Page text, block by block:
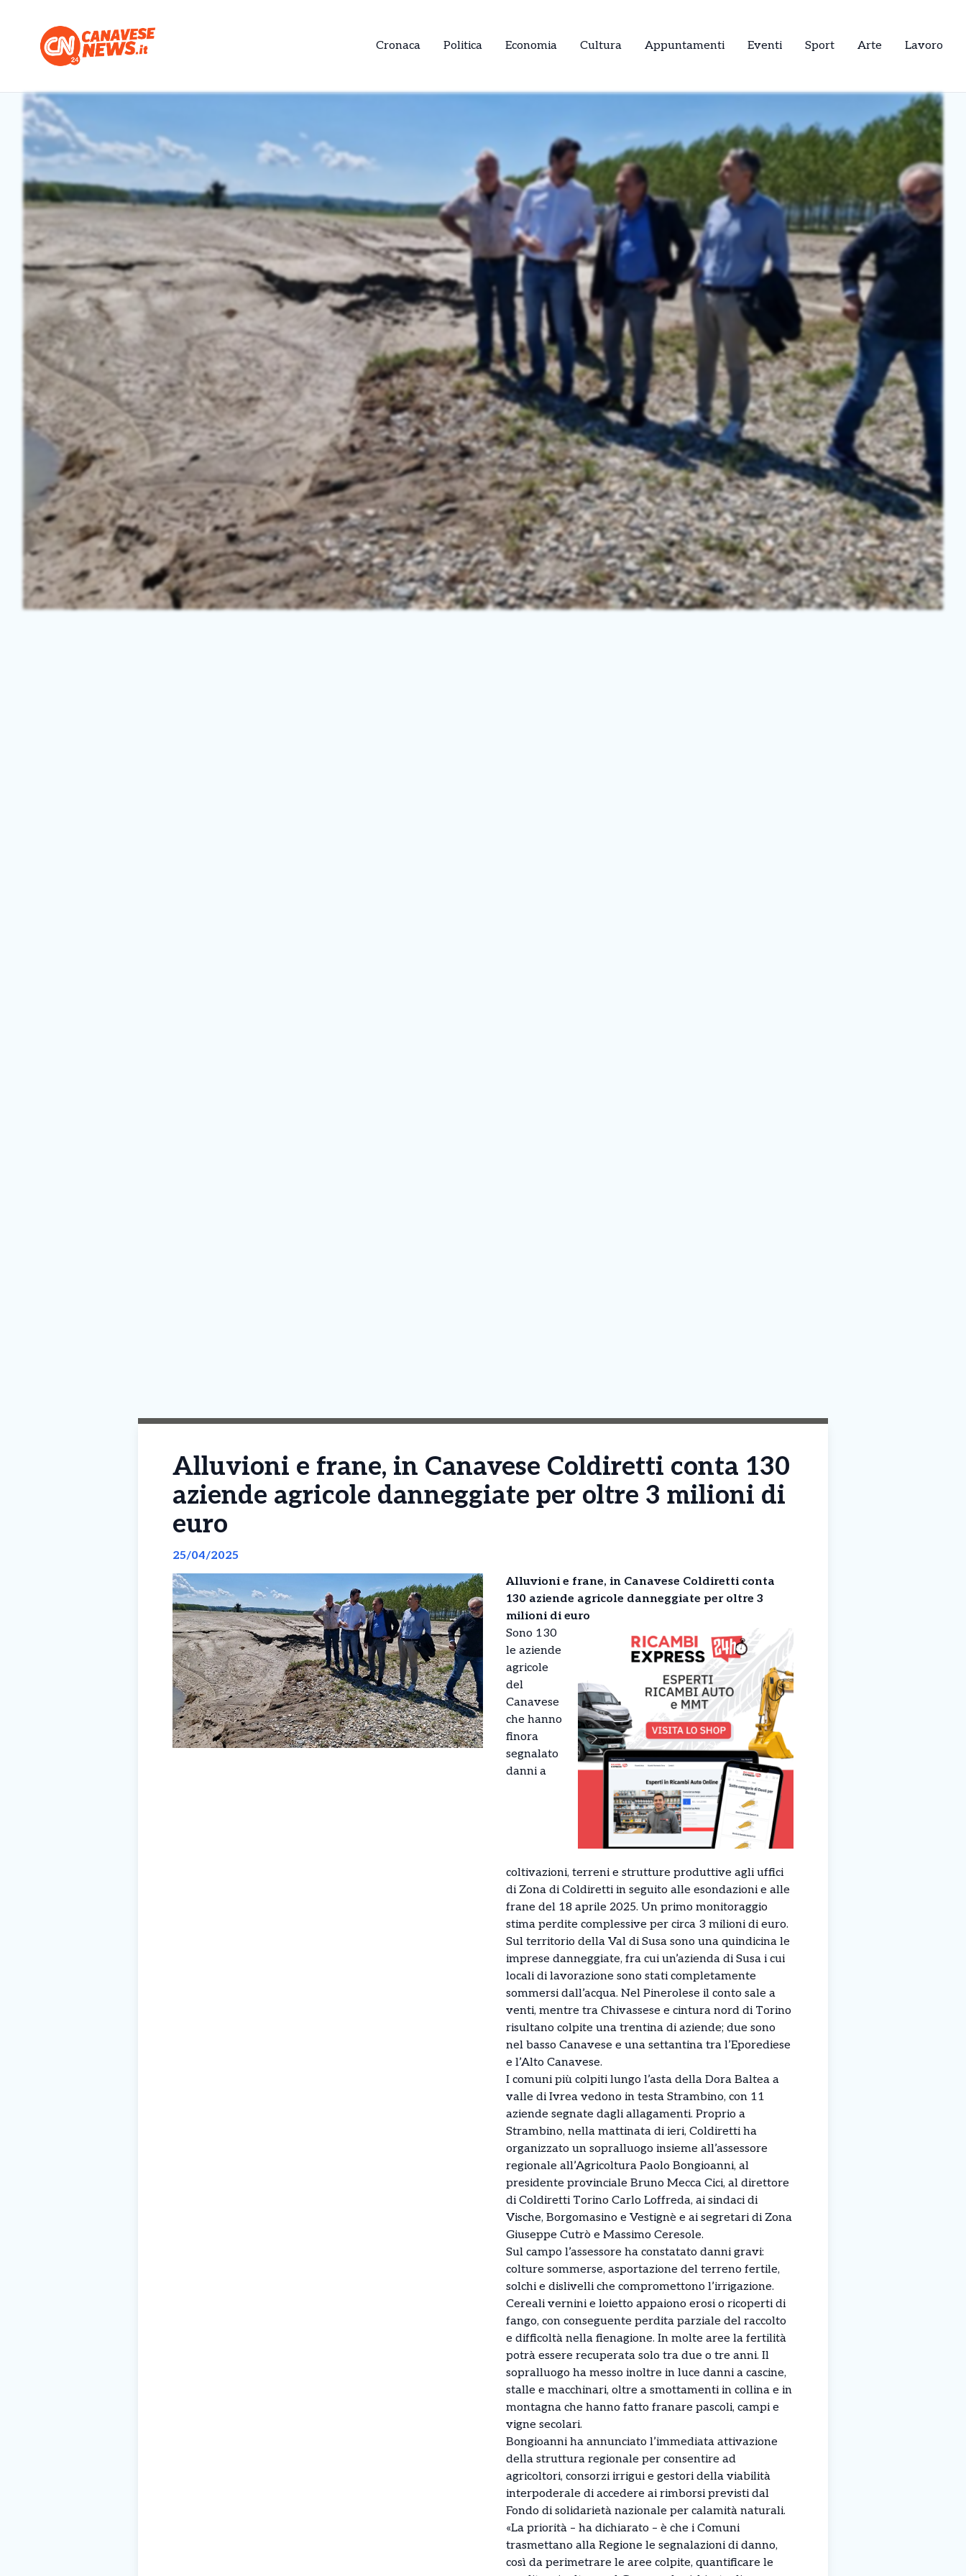
Cronaca Politica Economia Cultura Appuntamenti Eventi Sport Arte Lavoro
Alluvioni e frane, in Canavese Coldiretti conta 130
aziende agricole danneggiate per oltre 3 milioni di
euro
25/04/2025
Alluvioni e frane, in Canavese Coldiretti conta
130 aziende agricole danneggiate per oltre 3
milioni di euro
Sono 130
le aziende
agricole
del
Canavese
che hanno
finora
segnalato
danni a
coltivazioni, terreni e strutture produttive agli uffici
di Zona di Coldiretti in seguito alle esondazioni e alle
frane del 18 aprile 2025. Un primo monitoraggio
stima perdite complessive per circa 3 milioni di euro.
Sul territorio della Val di Susa sono una quindicina le
imprese danneggiate, fra cui un’azienda di Susa i cui
locali di lavorazione sono stati completamente
sommersi dall’acqua. Nel Pinerolese il conto sale a
venti, mentre tra Chivassese e cintura nord di Torino
risultano colpite una trentina di aziende; due sono
nel basso Canavese e una settantina tra l’Eporediese
e l’Alto Canavese.
I comuni più colpiti lungo l’asta della Dora Baltea a
valle di Ivrea vedono in testa Strambino, con 11
aziende segnate dagli allagamenti. Proprio a
Strambino, nella mattinata di ieri, Coldiretti ha
organizzato un sopralluogo insieme all’assessore
regionale all’Agricoltura Paolo Bongioanni, al
presidente provinciale Bruno Mecca Cici, al direttore
di Coldiretti Torino Carlo Loffreda, ai sindaci di
Vische, Borgomasino e Vestignè e ai segretari di Zona
Giuseppe Cutrò e Massimo Ceresole.
Sul campo l’assessore ha constatato danni gravi:
colture sommerse, asportazione del terreno fertile,
solchi e dislivelli che compromettono l’irrigazione.
Cereali vernini e loietto appaiono erosi o ricoperti di
fango, con conseguente perdita parziale del raccolto
e difficoltà nella fienagione. In molte aree la fertilità
potrà essere recuperata solo tra due o tre anni. Il
sopralluogo ha messo inoltre in luce danni a cascine,
stalle e macchinari, oltre a smottamenti in collina e in
montagna che hanno fatto franare pascoli, campi e
vigne secolari.
Bongioanni ha annunciato l’immediata attivazione
della struttura regionale per consentire ad
agricoltori, consorzi irrigui e gestori della viabilità
interpoderale di accedere ai rimborsi previsti dal
Fondo di solidarietà nazionale per calamità naturali.
«La priorità – ha dichiarato – è che i Comuni
trasmettano alla Regione le segnalazioni di danno,
così da perimetrare le aree colpite, quantificare le